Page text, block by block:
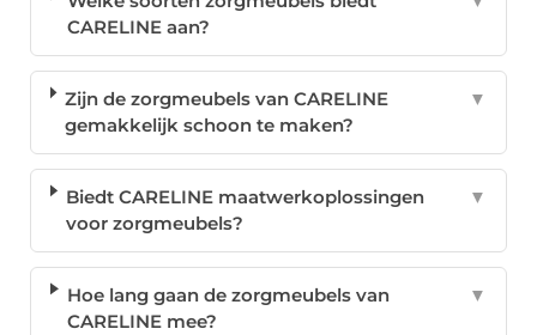
CARELINE aan?
Zijn de zorgmeubels van CARELINE
gemakkelijk schoon te maken?
▼
Biedt CARELINE maatwerkoplossingen
voor zorgmeubels?
▼
Hoe lang gaan de zorgmeubels van
CARELINE mee?
▼